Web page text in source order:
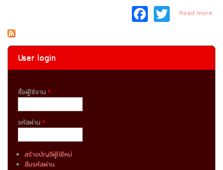
F
a
c
b
T
itt
Read more
User login
ชื่อผู้ใช้งาน *
รหัสผ่าน *
สร้างบัญชีผู้ใช้ใหม่
ลืมรหัสผ่าน